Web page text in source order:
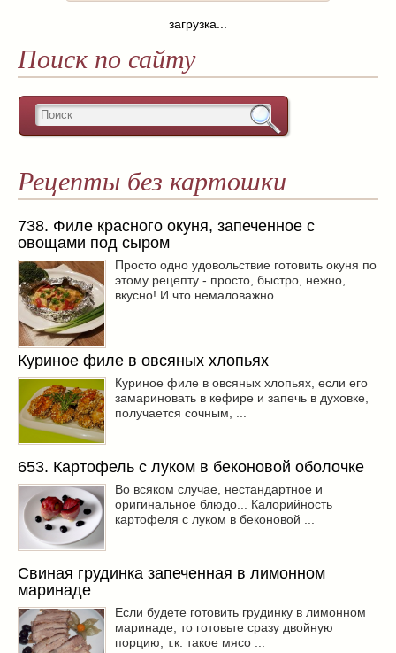
загрузка...
Поиск по сайту
Рецепты без картошки
738. Филе красного окуня, запеченное с
овощами под сыром
Просто одно удовольствие готовить окуня по
этому рецепту - просто, быстро, нежно,
вкусно! И что немаловажно ...
Куриное филе в овсяных хлопьях
Куриное филе в овсяных хлопьях, если его
замариновать в кефире и запечь в духовке,
получается сочным, ...
653. Картофель с луком в беконовой оболочке
Во всяком случае, нестандартное и
оригинальное блюдо... Калорийность
картофеля с луком в беконовой ...
Свиная грудинка запеченная в лимонном
маринаде
Если будете готовить грудинку в лимонном
маринаде, то готовьте сразу двойную
порцию, т.к. такое мясо ...